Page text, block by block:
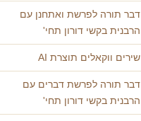
דבר תורה לפרשת ואתחנן עם
הרבנית בקשי דורון תחי'
שירים ווקאלים תוצרת AI
דבר תורה לפרשת דברים עם
הרבנית בקשי דורון תחי'